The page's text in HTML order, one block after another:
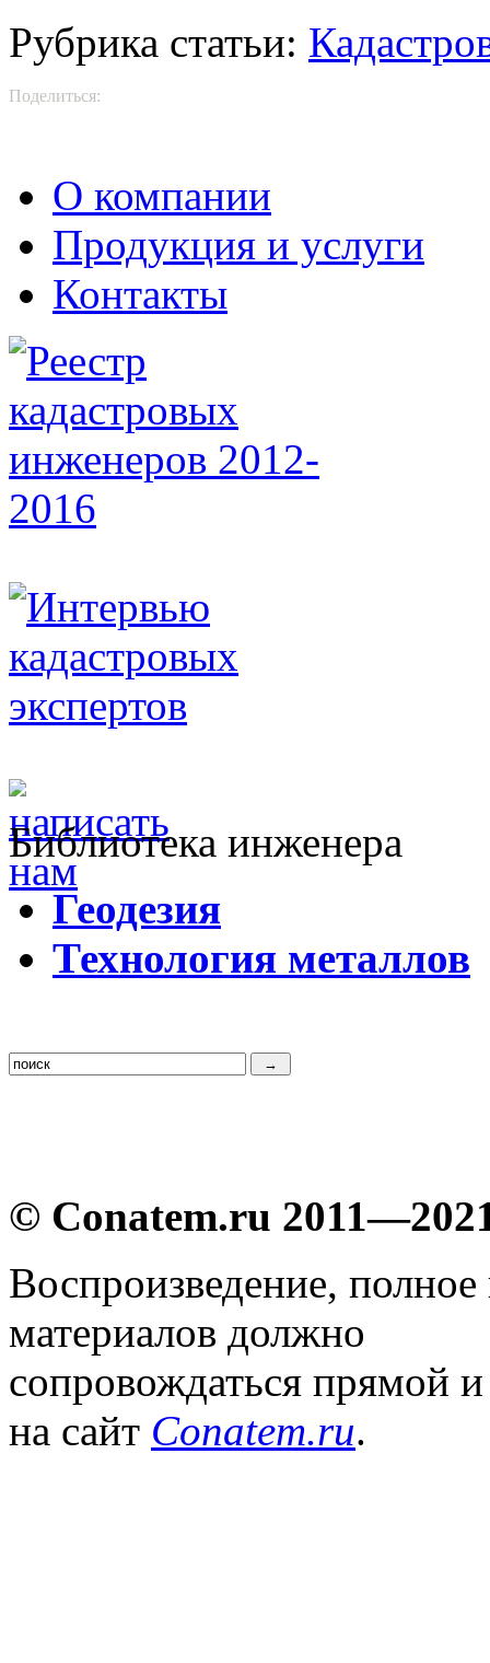
Рубрика статьи:
Поделиться:
О компании
Продукция и услуги
Контакты
Библиотека инженера
Геодезия
Технология металлов
© Conatem.ru
Воспроизведение,
материалов должно
сопровождаться прямой
на сайт Conatem.ru.